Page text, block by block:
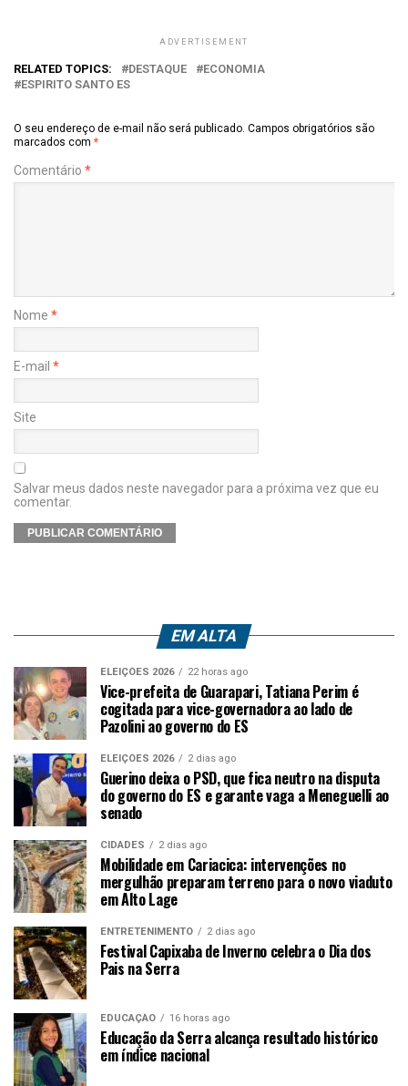
ADVERTISEMENT
RELATED TOPICS: DESTAQUE
ECONOMIA
ESPIRITO SANTO ES
O seu endereço de e-mail não será publicado. Campos obrigatórios são
marcados com *
Comentário *
Nome *
E-mail *
Site
Salvar meus dados neste navegador para a próxima vez que eu
comentar.
EM ALTA
ELEIÇÕES 2026 22 horas ago
Vice-prefeita de Guarapari, Tatiana Perim é
cogitada para vice-governadora ao lado de
Pazolini ao governo do ES
ELEIÇÕES 2026 2 dias ago
Guerino deixa o PSD, que fica neutro na disputa
do governo do ES e garante vaga a Meneguelli ao
senado
CIDADES 2 dias ago
Mobilidade em Cariacica: intervenções no
mergulhão preparam terreno para o novo viaduto
em Alto Lage
ENTRETENIMENTO 2 dias ago
Festival Capixaba de Inverno celebra o Dia dos
Pais na Serra
EDUCAÇÃO 16 horas ago
Educação da Serra alcança resultado histórico
em índice nacional